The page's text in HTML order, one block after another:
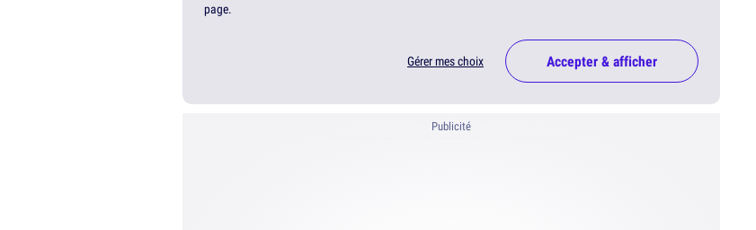
page.
Gérer mes choix Accepter & afficher
Publicité